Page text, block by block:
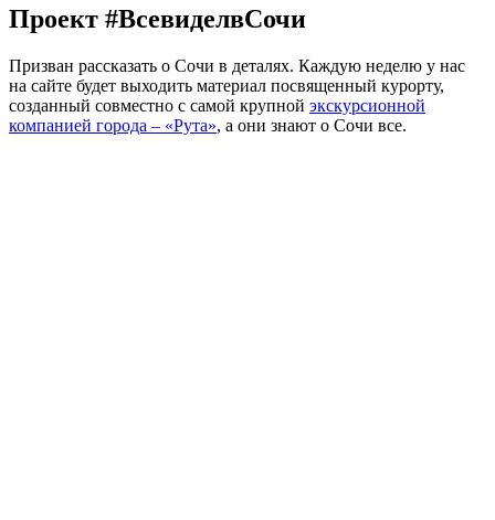
Проект #ВсевиделвСочи
Призван рассказать о Сочи в деталях. Каждую неделю у нас
на сайте будет выходить материал посвященный курорту,
созданный совместно с самой крупной экскурсионной
компанией города – «Рута», а они знают о Сочи все.